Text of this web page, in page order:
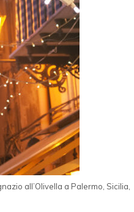
all’Olivella a Palermo, Sicilia,